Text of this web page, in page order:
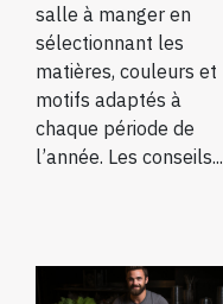
salle à manger en
sélectionnant les
matières, couleurs et
motifs adaptés à
chaque période de
l’année. Les conseils...